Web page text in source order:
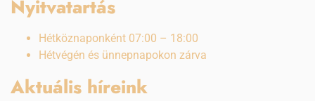
Nyitvatartás
Hétköznaponként 07:00 – 18:00
Hétvégén és ünnepnapokon zárva
Aktuális híreink